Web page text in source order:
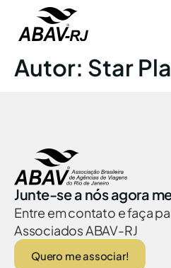
Autor: Star
Junte-se a nós agora
Entre em contato e faça
Associados ABAV-RJ
Quero me associar!